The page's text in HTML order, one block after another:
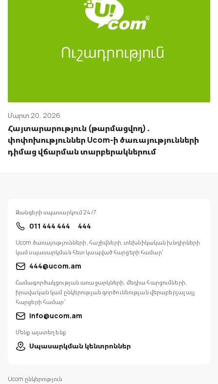
Մարտ 20, 2026
Հայտարարություն (թարմացվող)․
փոփոխություններ Ucom-ի ծառայությունների
դիմաց վճարման տարբերակներում
Ucom ընկերություն
Զանգերի սպասարկում 24/7
011 444 444 444
Ucom ծառայությունների, հաշիվների, տեխնիկական խնդիրների
կամ սպասարկման հետ կապված հարցերի համար՝
444@ucom.am
Համագործակցության առաջարկների, մեդիա հարցումների,
իրավական կամ ընկերության գործունեության վերաբերյալ այլ
հարցերի համար՝
info@ucom.am
Մենք այստեղ ենք
Սպասարկման կենտրոններ